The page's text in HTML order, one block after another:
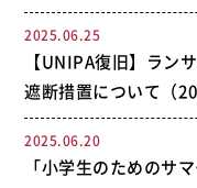
2025.06.25
【UNIPA復旧】ラン
遮断措置について（
2025.06.20
「小学生のためのサ